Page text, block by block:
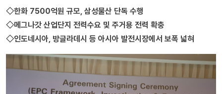
◇한화 7500억원 규모, 삼성물산 단독 수행
◇메그나갓 산업단지 전력수요 및 주거용 전력 확충
◇인도네시아, 방글라데시 등 아시아 발전시장에서 보폭 넓혀